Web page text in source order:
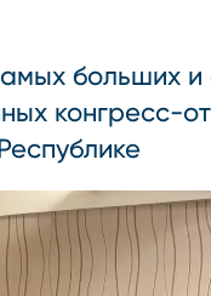
больших
конгресс⁠-⁠